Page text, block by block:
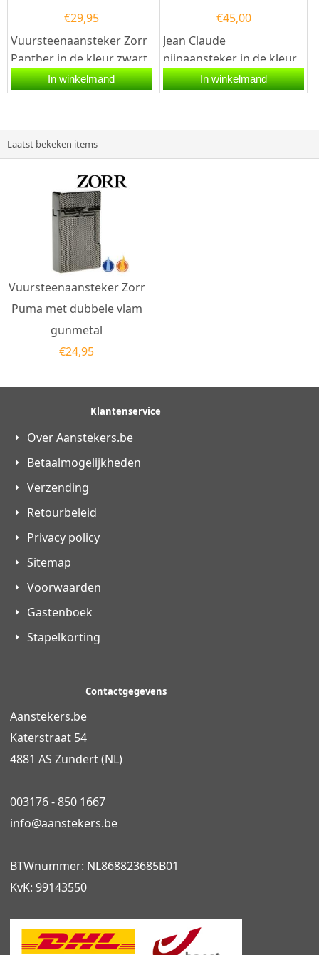
€29,95
Vuursteenaansteker Zorr
Panther in de kleur zwart
en met een grip design
aan de voorkant en...
In winkelmand
€45,00
Jean Claude
pijpaansteker in de kleur
chroom satin met een
eenvoudige bediening via
In winkelmand
Laatst bekeken items
Vuursteenaansteker Zorr
Puma met dubbele vlam
gunmetal
€24,95
Klantenservice
Over Aanstekers.be
Betaalmogelijkheden
Verzending
Retourbeleid
Privacy policy
Sitemap
Voorwaarden
Gastenboek
Stapelkorting
Contactgegevens
Aanstekers.be
Katerstraat 54
4881 AS Zundert (NL)
003176 - 850 1667
info@aanstekers.be
BTWnummer: NL868823685B01
KvK: 99143550